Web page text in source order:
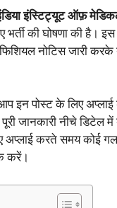
इंस्टिट्यूट ऑफ़
भर्ती की घोषणा की है।
नोटिस जारी करके
इन पोस्ट के लिए अप्लाई
जानकारी नीचे डिटेल
अप्लाई करते समय कोई
करें।